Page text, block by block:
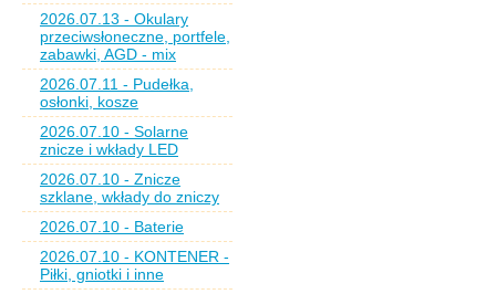
2026.07.13 - Okulary
przeciwsłoneczne, portfele,
zabawki, AGD - mix
2026.07.11 - Pudełka,
osłonki, kosze
2026.07.10 - Solarne
znicze i wkłady LED
2026.07.10 - Znicze
szklane, wkłady do zniczy
2026.07.10 - Baterie
2026.07.10 - KONTENER -
Piłki, gniotki i inne